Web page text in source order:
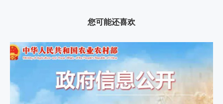
您可能还喜欢